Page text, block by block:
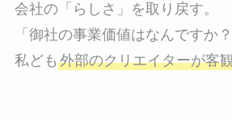
会社の「らしさ」を取り戻す。
「御社の事業価値はなんですか
私ども 外部のクリエイターが客